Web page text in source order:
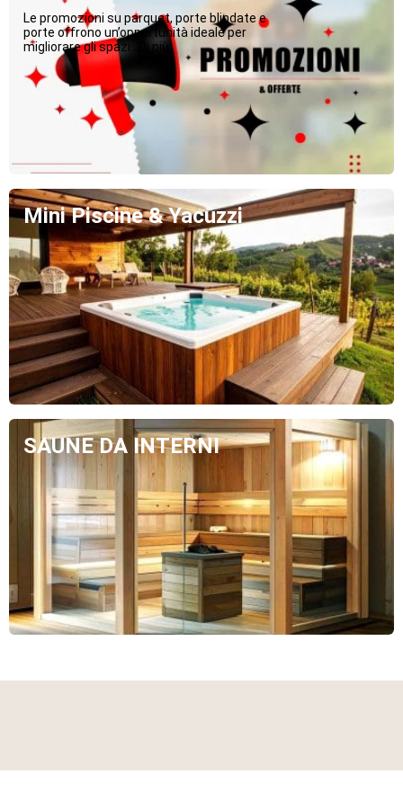
Le promozioni su parquet, porte blindate e
porte offrono un’opportunità ideale per
migliorare gli spazi...Di più
Mini Piscine & Yacuzzi
SAUNE DA INTERNI